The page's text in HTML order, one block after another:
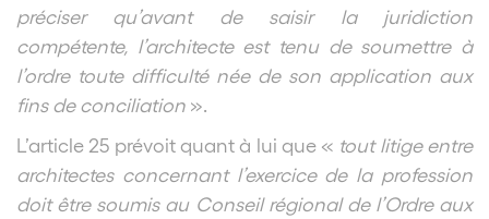
préciser qu’avant de saisir la juridiction
compétente, l’architecte est tenu de soumettre à
l’ordre toute difficulté née de son application aux
fins de conciliation ».
L’article 25 prévoit quant à lui que « tout litige entre
architectes concernant l’exercice de la profession
doit être soumis au Conseil régional de l’Ordre aux